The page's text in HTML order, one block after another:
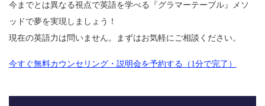
今までとは異なる視点で英語を学べる『グラマーテーブル』メソ
ッドで夢を実現しましょう！
現在の英語力は問いません。まずはお気軽にご相談ください。
今すぐ無料カウンセリング・説明会を予約する（1分で完了）